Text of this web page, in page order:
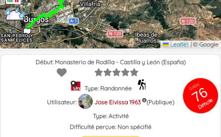
Fin
Leaflet |© Google
GRSIC
76
Difficile
Début: Monasterio de Rodilla - Castilla y León (España)
Type: Randonnée
Utilisateur:
Jose Eivissa 1963
(Publique)
Type: Activité
Difficulté perçue: Non spécifié